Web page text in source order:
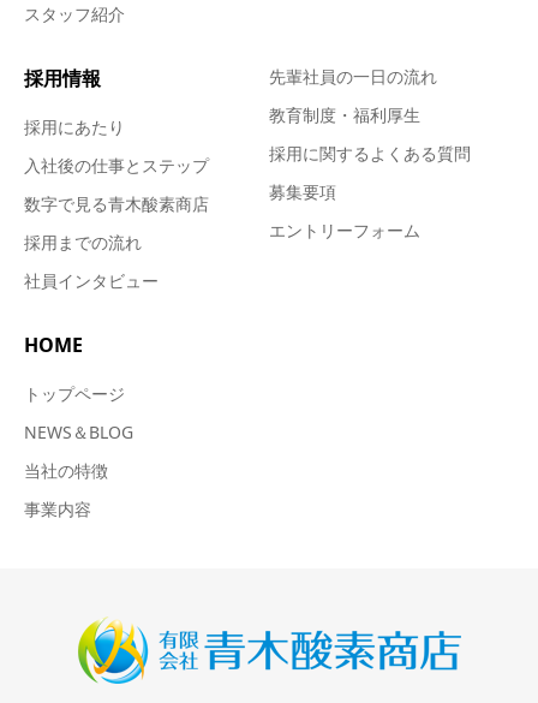
スタッフ紹介
採用情報
採用にあたり
入社後の仕事とステップ
数字で見る青木酸素商店
採用までの流れ
社員インタビュー
先輩社員の一日の流れ
教育制度・福利厚生
採用に関するよくある質問
募集要項
エントリーフォーム
HOME
トップページ
NEWS＆BLOG
当社の特徴
事業内容